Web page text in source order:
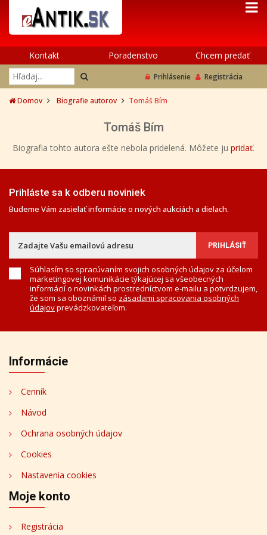
Kontakt Poradenstvo Chcem predať
Prihlásenie Registrácia
Domov Biografie autorov Tomáš Bím
Tomáš Bím
Biografia tohto autora ešte nebola pridelená. Môžete ju pridať.
Prihláste sa k odberu noviniek
Budeme Vám zasielať informácie o nových aukciách a dielach.
Súhlasím so spracúvaním svojich osobných údajov za účelom
marketingovej komunikácie týkajúcej sa všeobecných
informácií o novinkách prostredníctvom e-mailu a potvrdzujem,
že som sa oboznámil so zásadami spracovania osobných
údajovprevádzkovateľom.
Informácie
Cenník
Návod
Ochrana osobných údajov
Cookies
Nastavenia cookies
Moje konto
Registrácia